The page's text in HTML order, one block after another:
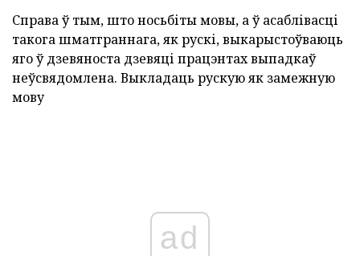
Справа ў тым, што носьбіты мовы, а ў асаблівасці
такога шматграннага, як рускі, выкарыстоўваюць
яго ў дзевяноста дзевяці працэнтах выпадкаў
неўсвядомлена. Выкладаць рускую як замежную
мову
ad